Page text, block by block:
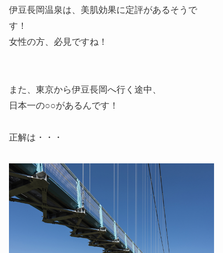
伊豆長岡温泉は、美肌効果に定評があるそうで
す！
女性の方、必見ですね！
また、東京から伊豆長岡へ行く途中、
日本一の○○があるんです！
正解は・・・